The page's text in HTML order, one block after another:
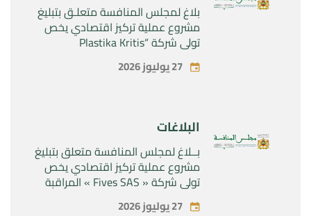
بلاغ لمجلس المنافسة متعلـق بتبليغ
مشروع عملية تركيز اقتصادي يخص
تولي شركة “Plastika Kritis
SA”المراقبة الحصرية لشركة
“Naturplas Industrial SARL” 27 يوليوز 2026
البلاغات
بــلاغ لمجلس المنافسة متعلق بتبليغ
مشروع عملية تركيز اقتصادي يخص
تولي شركة « Fives SAS » المراقبة
27 يوليوز 2026